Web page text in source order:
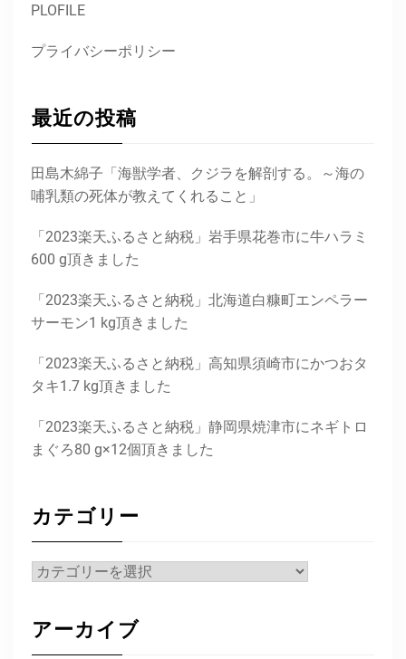
PLOFILE
プライバシーポリシー
最近の投稿
田島木綿子「海獣学者、クジラを解剖する。～海の
哺乳類の死体が教えてくれること」
「2023楽天ふるさと納税」岩手県花巻市に牛ハラミ
600 g頂きました
「2023楽天ふるさと納税」北海道白糠町エンペラー
サーモン1 kg頂きました
「2023楽天ふるさと納税」高知県須崎市にかつおタ
タキ1.7 kg頂きました
「2023楽天ふるさと納税」静岡県焼津市にネギトロ
まぐろ80 g×12個頂きました
カテゴリー
カ
リ
アーカイブ